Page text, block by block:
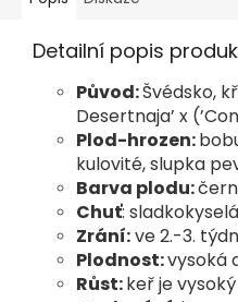
Detailní popis
Původ:Švédsko,
Desertnaja’ x
Plod-hrozen:
kulovité, slupka
Barva plodu:
Chuť:
Zrání:ve 2.-3.
Plodnost:vysoká
Růst:keř je